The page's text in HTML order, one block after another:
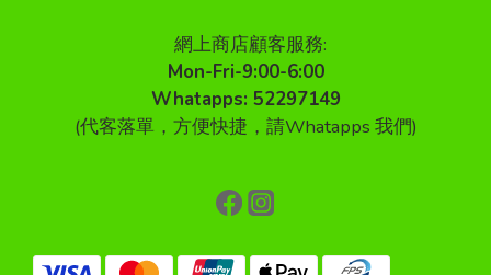
網上商店顧客服務:
Mon-Fri-9:00-6:00
Whatapps: 52297149
(代客落單，方便快捷，請Whatapps 我們)